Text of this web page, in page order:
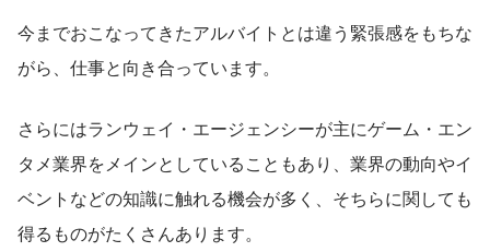
今までおこなってきたアルバイトとは違う緊張感をもちな
がら、仕事と向き合っています。
さらにはランウェイ・エージェンシーが主にゲーム・エン
タメ業界をメインとしていることもあり、業界の動向やイ
ベントなどの知識に触れる機会が多く、そちらに関しても
得るものがたくさんあります。